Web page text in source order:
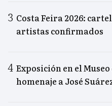
Costa Feira 2026:
artistas confirmados
Exposición en el
homenaje a José